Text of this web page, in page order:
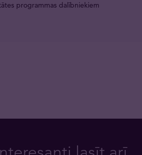
programmas dalībniekiem